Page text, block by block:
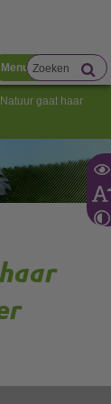
Menu
gaat haar